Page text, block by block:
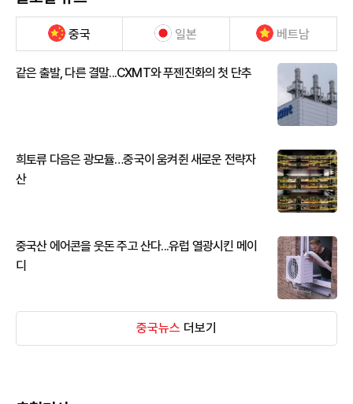
중국 일본 베트남
같은 출발, 다른 결말...CXMT와 푸젠진화의 첫 단추
희토류 다음은 광모듈…중국이 움켜쥔 새로운 전략자
산
중국산 에어콘을 웃돈 주고 산다...유럽 열광시킨 메이
디
중국뉴스 더보기